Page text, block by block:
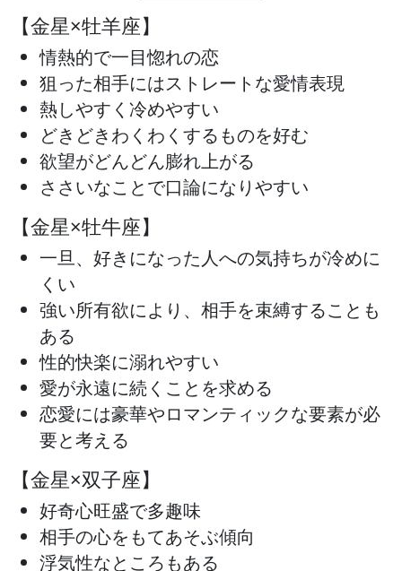
【金星×牡羊座】
情熱的で一目惚れの恋
狙った相手にはストレートな愛情表現
熱しやすく冷めやすい
どきどきわくわくするものを好む
欲望がどんどん膨れ上がる
ささいなことで口論になりやすい
【金星×牡牛座】
一旦、好きになった人への気持ちが冷めに
くい
強い所有欲により、相手を束縛することも
ある
性的快楽に溺れやすい
愛が永遠に続くことを求める
恋愛には豪華やロマンティックな要素が必
要と考える
【金星×双子座】
好奇心旺盛で多趣味
相手の心をもてあそぶ傾向
浮気性なところもある